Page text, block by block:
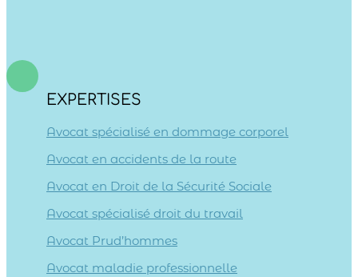
EXPERTISES
Avocat spécialisé en dommage corporel
Avocat en accidents de la route
Avocat en Droit de la Sécurité Sociale
Avocat spécialisé droit du travail
Avocat Prud’hommes
Avocat maladie professionnelle